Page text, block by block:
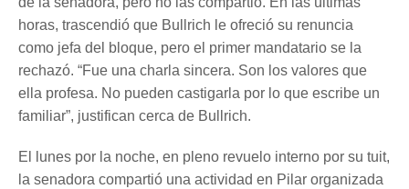
horas, trascendió que Bullrich le ofreció su renuncia
como jefa del bloque, pero el primer mandatario se la
rechazó. “Fue una charla sincera. Son los valores que
ella profesa. No pueden castigarla por lo que escribe un
familiar”, justifican cerca de Bullrich.
El lunes por la noche, en pleno revuelo interno por su tuit,
la senadora compartió una actividad en Pilar organizada